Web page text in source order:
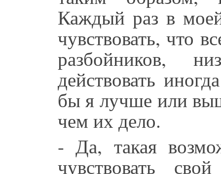
Каждый раз в
чувствовать, что
разбойников,
действовать
бы я лучше или
чем их дело.
- Да, такая
чувствовать